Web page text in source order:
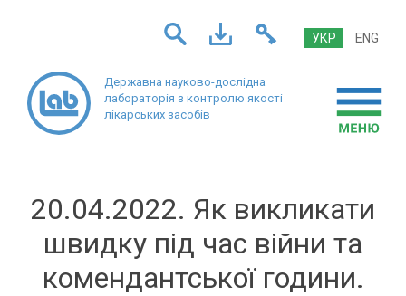
УКР ENG
Державна науково-дослідна
лабораторія з контролю якості
лікарських засобів
20.04.2022. Як викликати
швидку під час війни та
комендантської години.